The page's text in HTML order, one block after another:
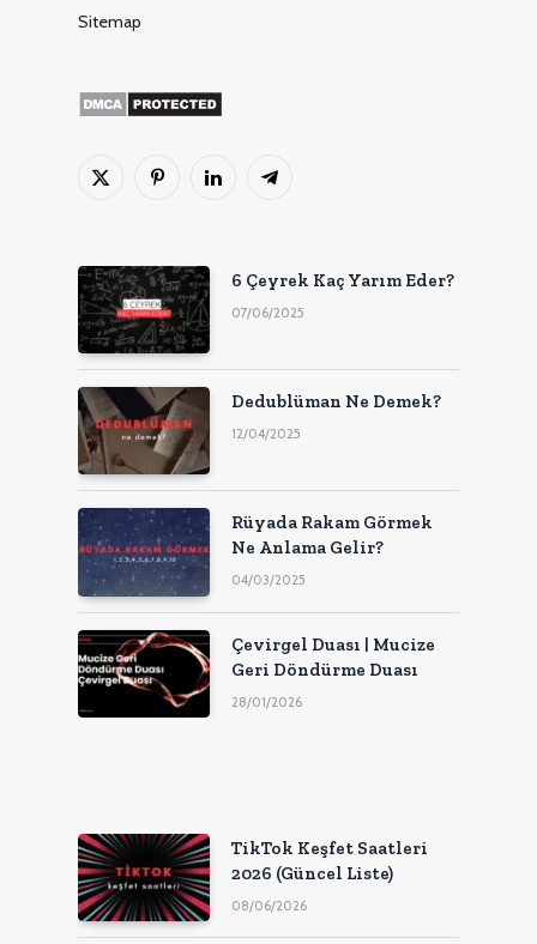
Sitemap
X
Pinterest'inLinkedInTelgraf
6 Çeyrek Kaç Yarım Eder?
07/06/2025
Dedublüman Ne Demek?
12/04/2025
Rüyada Rakam Görmek
Ne Anlama Gelir?
04/03/2025
Çevirgel Duası | Mucize
Geri Döndürme Duası
28/01/2026
TikTok Keşfet Saatleri
2026 (Güncel Liste)
08/06/2026